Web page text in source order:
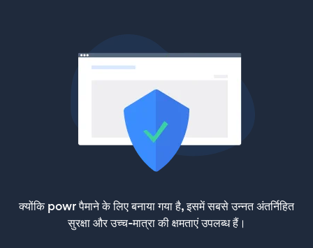
क्योंकि powr पैमाने के लिए बनाया गया है, इसमें सबसे उन्नत अंतर्निहित
सुरक्षा और उच्च-मात्रा की क्षमताएं उपलब्ध हैं।